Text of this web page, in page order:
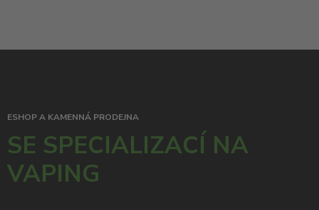
ESHOP A KAMENNÁ PRODEJNA
SE SPECIALIZACÍ NA
VAPING